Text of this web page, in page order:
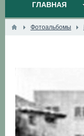
ГЛАВНАЯ
Фотоальбомы